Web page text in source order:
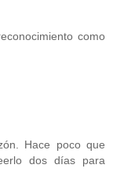
como
Hace poco que
dos días para